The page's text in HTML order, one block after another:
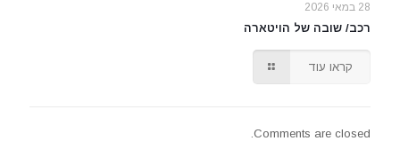
28 במאי 2026
רכב/ שובה של הויטארה
קראו עוד
Comments are closed.